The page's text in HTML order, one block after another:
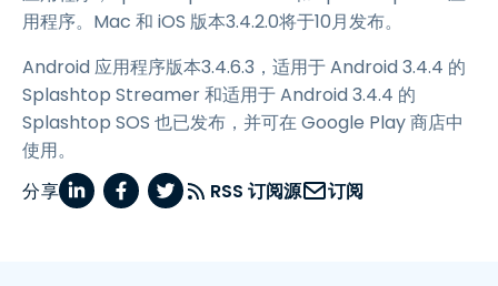
用程序。Mac 和 iOS 版本3.4.2.0将于10月发布。
Android 应用程序版本3.4.6.3，适用于 Android 3.4.4 的
Splashtop Streamer 和适用于 Android 3.4.4 的
Splashtop SOS 也已发布，并可在 Google Play 商店中
使用。
分享
RSS 订阅源 订阅